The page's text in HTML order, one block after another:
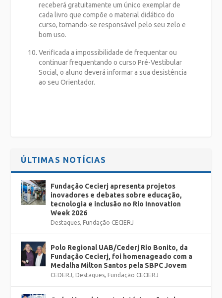
receberá gratuitamente um único exemplar de
cada livro que compõe o material didático do
curso, tornando-se responsável pelo seu zelo e
bom uso.
Verificada a impossibilidade de frequentar ou
continuar frequentando o curso Pré-Vestibular
Social, o aluno deverá informar a sua desistência
ao seu Orientador.
ÚLTIMAS NOTÍCIAS
Fundação Cecierj apresenta projetos
inovadores e debates sobre educação,
tecnologia e inclusão no Rio Innovation
Week 2026
Destaques, Fundação CECIERJ
Polo Regional UAB/Cederj Rio Bonito, da
Fundação Cecierj, foi homenageado com a
Medalha Milton Santos pela SBPC Jovem
CEDERJ, Destaques, Fundação CECIERJ